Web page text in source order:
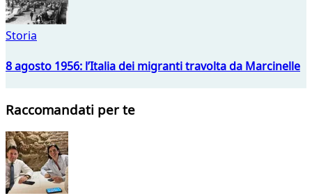
Storia
8 agosto 1956: l’Italia dei migranti travolta da Marcinelle
Raccomandati per te